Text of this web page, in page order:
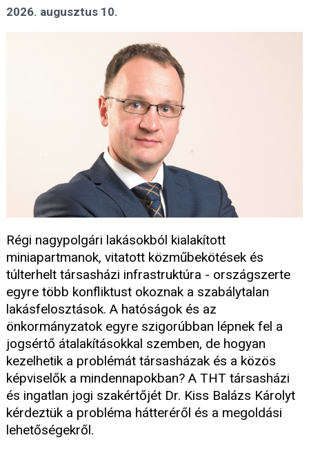
2026. augusztus 10.
Régi nagypolgári lakásokból kialakított
miniapartmanok, vitatott közműbekötések és
túlterhelt társasházi infrastruktúra - országszerte
egyre több konfliktust okoznak a szabálytalan
lakásfelosztások. A hatóságok és az
önkormányzatok egyre szigorúbban lépnek fel a
jogsértő átalakításokkal szemben, de hogyan
kezelhetik a problémát társasházak és a közös
képviselők a mindennapokban? A THT társasházi
és ingatlan jogi szakértőjét Dr. Kiss Balázs Károlyt
kérdeztük a probléma hátteréről és a megoldási
lehetőségekről.